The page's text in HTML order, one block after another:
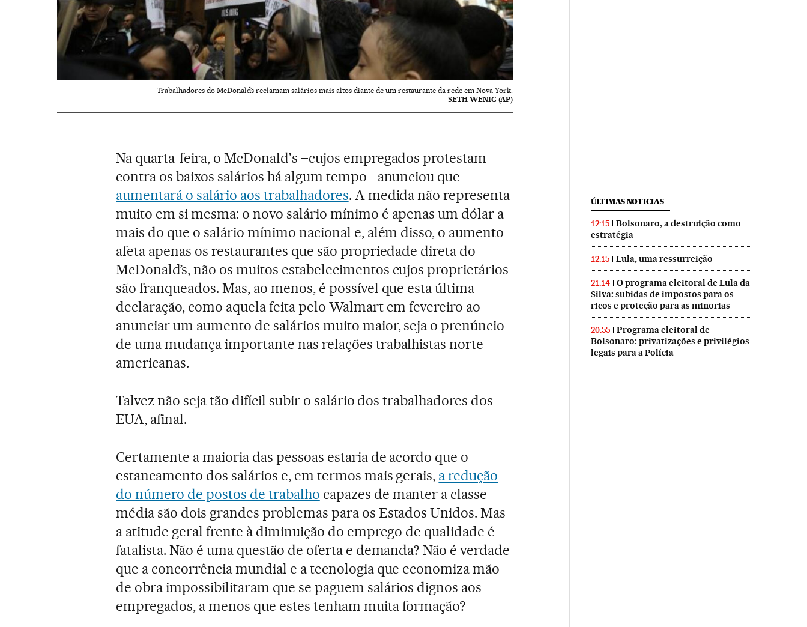
Trabalhadores do McDonald’s reclamam salários mais altos diante de um restaurante da rede em Nova York.
SETH WENIG (AP)
Na quarta-feira, o McDonald's –cujos empregados protestam
contra os baixos salários há algum tempo– anunciou que
aumentará o salário aos trabalhadores. A medida não representa
muito em si mesma: o novo salário mínimo é apenas um dólar a
mais do que o salário mínimo nacional e, além disso, o aumento
afeta apenas os restaurantes que são propriedade direta do
McDonald’s, não os muitos estabelecimentos cujos proprietários
são franqueados. Mas, ao menos, é possível que esta última
declaração, como aquela feita pelo Walmart em fevereiro ao
anunciar um aumento de salários muito maior, seja o prenúncio
de uma mudança importante nas relações trabalhistas norte-
americanas.
Talvez não seja tão difícil subir o salário dos trabalhadores dos
EUA, afinal.
Certamente a maioria das pessoas estaria de acordo que o
estancamento dos salários e, em termos mais gerais, a redução
do número de postos de trabalho capazes de manter a classe
média são dois grandes problemas para os Estados Unidos. Mas
a atitude geral frente à diminuição do emprego de qualidade é
fatalista. Não é uma questão de oferta e demanda? Não é verdade
que a concorrência mundial e a tecnologia que economiza mão
de obra impossibilitaram que se paguem salários dignos aos
empregados, a menos que estes tenham muita formação?
ÚLTIMAS NOTICIAS
12:15
Bolsonaro, a destruição como
estratégia
12:15 Lula, uma ressurreição
21:14
O programa eleitoral de Lula da
Silva: subidas de impostos para os
ricos e proteção para as minorias
20:55
Programa eleitoral de
Bolsonaro: privatizações e privilégios
legais para a Polícia